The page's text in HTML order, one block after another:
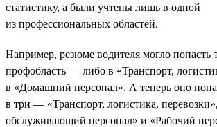
статистику, а были учтены лишь в одной
из профессиональных областей.
Например, резюме водителя могло попасть
профобласть — либо в «Транспорт,
в «Домашний персонал». А теперь оно
в три — «Транспорт, логистика,
обслуживающий персонал» и «Рабочий